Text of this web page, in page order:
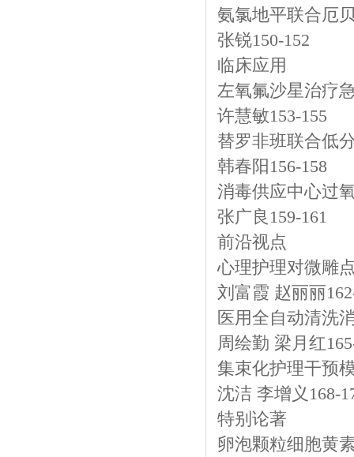
氨氯地平联合厄
张锐150-152
临床应用
左氧氟沙星治疗
许慧敏153-155
替罗非班联合低
韩春阳156-158
消毒供应中心过
张广良159-161
前沿视点
心理护理对微雕
刘富霞 赵丽丽
医用全自动清洗
周绘勤 梁月红
集束化护理干预
沈洁 李增义168-
特别论著
卵泡颗粒细胞黄